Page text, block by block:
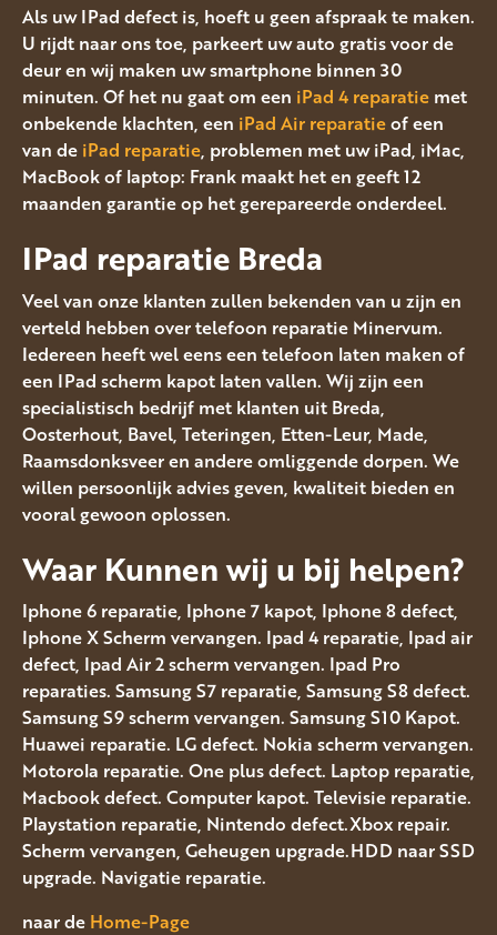
Als uw IPad defect is, hoeft u geen afspraak te maken.
U rijdt naar ons toe, parkeert uw auto gratis voor de
deur en wij maken uw smartphone binnen 30
minuten. Of het nu gaat om een iPad 4 reparatie met
onbekende klachten, een iPad Air reparatieof een
van de iPad reparatie, problemen met uw iPad, iMac,
MacBook of laptop: Frank maakt het en geeft 12
maanden garantie op het gerepareerde onderdeel.
IPad reparatie Breda
Veel van onze klanten zullen bekenden van u zijn en
verteld hebben over telefoon reparatie Minervum.
Iedereen heeft wel eens een telefoon laten maken of
een IPad scherm kapot laten vallen. Wij zijn een
specialistisch bedrijf met klanten uit Breda,
Oosterhout, Bavel, Teteringen, Etten-Leur, Made,
Raamsdonksveer en andere omliggende dorpen. We
willen persoonlijk advies geven, kwaliteit bieden en
vooral gewoon oplossen.
Waar Kunnen wij u bij helpen?
Iphone 6 reparatie, Iphone 7 kapot, Iphone 8 defect,
Iphone X Scherm vervangen. Ipad 4 reparatie, Ipad air
defect, Ipad Air 2 scherm vervangen. Ipad Pro
reparaties. Samsung S7 reparatie, Samsung S8 defect.
Samsung S9 scherm vervangen. Samsung S10 Kapot.
Huawei reparatie. LG defect. Nokia scherm vervangen.
Motorola reparatie. One plus defect. Laptop reparatie,
Macbook defect. Computer kapot. Televisie reparatie.
Playstation reparatie, Nintendo defect.Xbox repair.
Scherm vervangen, Geheugen upgrade.HDD naar SSD
upgrade. Navigatie reparatie.
naar de Home-Page